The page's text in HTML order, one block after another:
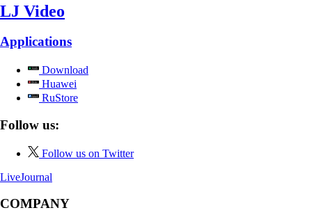
LJ Video
Applications
Download
Huawei
RuStore
Follow us:
Follow us on Twitter
LiveJournal
COMPANY